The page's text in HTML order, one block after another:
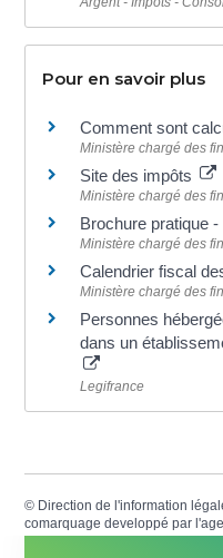
Pour en savoir plus
Comment sont
Ministère chargé des
Site des impôts
Ministère chargé des
Brochure pratique
Ministère chargé des
Calendrier fiscal
Ministère chargé des
Personnes
dans un
Legifrance
© Direction de l'information
comarquage developpé par l'